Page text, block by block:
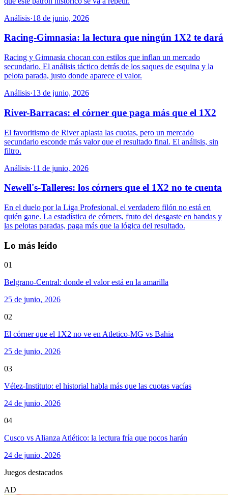
Análisis·18 de junio, 2026
Racing-Gimnasia: la lectura que ningún 1X2 te dará
Racing y Gimnasia chocan con estilos que inflan un mercado
secundario. El análisis táctico detrás de los saques de esquina y la
pelota parada, justo donde aparece el valor.
Análisis·13 de junio, 2026
River-Barracas: el córner que paga más que el 1X2
El favoritismo de River aplasta las cuotas, pero un mercado
secundario esconde más valor que el resultado final. El análisis, sin
filtro.
Análisis·11 de junio, 2026
Newell's-Talleres: los córners que el 1X2 no te cuenta
En el duelo por la Liga Profesional, el verdadero filón no está en
quién gane. La estadística de córners, fruto del desgaste en bandas y
las pelotas paradas, paga más que la lógica del resultado.
Lo más leído
01
Belgrano-Central: donde el valor está en la amarilla
25 de junio, 2026
02
El córner que el 1X2 no ve en Atletico-MG vs Bahia
25 de junio, 2026
03
Vélez-Instituto: el historial habla más que las cuotas vacías
24 de junio, 2026
04
Cusco vs Alianza Atlético: la lectura fría que pocos harán
24 de junio, 2026
Juegos destacados
AD